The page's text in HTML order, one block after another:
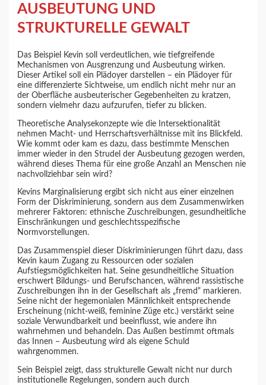
AUSBEUTUNG UND
STRUKTURELLE GEWALT
Das Beispiel Kevin soll verdeutlichen, wie tiefgreifende
Mechanismen von Ausgrenzung und Ausbeutung wirken.
Dieser Artikel soll ein Plädoyer darstellen – ein Plädoyer für
eine differenzierte Sichtweise, um endlich nicht mehr nur an
der Oberfläche ausbeuterischer Gegebenheiten zu kratzen,
sondern vielmehr dazu aufzurufen, tiefer zu blicken.
Theoretische Analysekonzepte wie die Intersektionalität
nehmen Macht- und Herrschaftsverhältnisse mit ins Blickfeld.
Wie kommt oder kam es dazu, dass bestimmte Menschen
immer wieder in den Strudel der Ausbeutung gezogen werden,
während dieses Thema für eine große Anzahl an Menschen nie
nachvollziehbar sein wird?
Kevins Marginalisierung ergibt sich nicht aus einer einzelnen
Form der Diskriminierung, sondern aus dem Zusammenwirken
mehrerer Faktoren: ethnische Zuschreibungen, gesundheitliche
Einschränkungen und geschlechtsspezifische
Normvorstellungen.
Das Zusammenspiel dieser Diskriminierungen führt dazu, dass
Kevin kaum Zugang zu Ressourcen oder sozialen
Aufstiegsmöglichkeiten hat. Seine gesundheitliche Situation
erschwert Bildungs- und Berufschancen, während rassistische
Zuschreibungen ihn in der Gesellschaft als „fremd“ markieren.
Seine nicht der hegemonialen Männlichkeit entsprechende
Erscheinung (nicht-weiß, feminine Züge etc.) verstärkt seine
soziale Verwundbarkeit und beeinflusst, wie andere ihn
wahrnehmen und behandeln. Das Außen bestimmt oftmals
das Innen – Ausbeutung wird als eigene Schuld
wahrgenommen.
Sein Beispiel zeigt, dass strukturelle Gewalt nicht nur durch
institutionelle Regelungen, sondern auch durch